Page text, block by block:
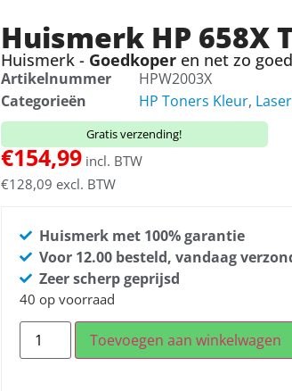
Huismerk HP 658X
Huismerk - Goedkoperen net zo
Artikelnummer
HPW2003X
Categorieën
HP Toners Kleur,
Gratis verzending!
€154,99incl. BTW
€128,09 excl. BTW
Huismerk met 100% garantie
Voor 12.00 besteld, vandaag
Zeer scherp geprijsd
40 op voorraad
Toevoegen aan winkelwagen